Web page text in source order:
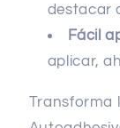
destacar
Fácil
aplicar,
Transforma